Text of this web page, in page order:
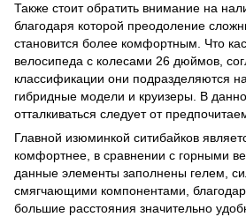
Также стоит обратить внимание на
благодаря которой преодоление
становится более комфортным. Что
велосипеда с колесами 26 дюймов,
классификации они подразделяются
гибридные модели и круизеры. В
отталкиваться следует от
Главной изюминкой ситибайков
комфортнее, в сравнении с горными
данные элементы заполнены гелем,
смягчающими компонентами,
большие расстояния значительно